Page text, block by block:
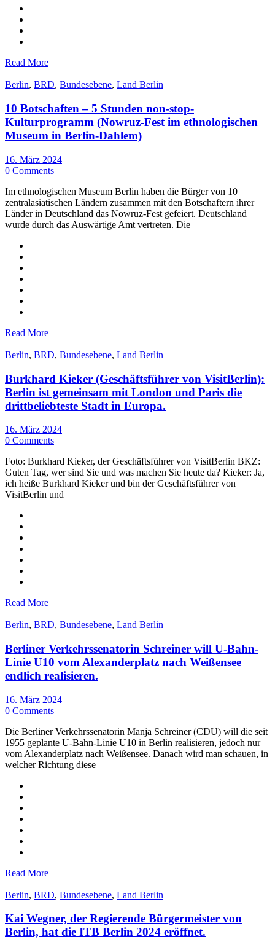
Read More
Berlin, BRD, Bundesebene, Land Berlin
10 Botschaften – 5 Stunden non-stop-
Kulturprogramm (Nowruz-Fest im ethnologischen
Museum in Berlin-Dahlem)
16. März 2024
0 Comments
Im ethnologischen Museum Berlin haben die Bürger von 10
zentralasiatischen Ländern zusammen mit den Botschaftern ihrer
Länder in Deutschland das Nowruz-Fest gefeiert. Deutschland
wurde durch das Auswärtige Amt vertreten. Die
Read More
Berlin, BRD, Bundesebene, Land Berlin
Burkhard Kieker (Geschäftsführer von VisitBerlin):
Berlin ist gemeinsam mit London und Paris die
drittbeliebteste Stadt in Europa.
16. März 2024
0 Comments
Foto: Burkhard Kieker, der Geschäftsführer von VisitBerlin BKZ:
Guten Tag, wer sind Sie und was machen Sie heute da? Kieker: Ja,
ich heiße Burkhard Kieker und bin der Geschäftsführer von
VisitBerlin und
Read More
Berlin, BRD, Bundesebene, Land Berlin
Berliner Verkehrssenatorin Schreiner will U-Bahn-
Linie U10 vom Alexanderplatz nach Weißensee
endlich realisieren.
16. März 2024
0 Comments
Die Berliner Verkehrssenatorin Manja Schreiner (CDU) will die seit
1955 geplante U-Bahn-Linie U10 in Berlin realisieren, jedoch nur
vom Alexanderplatz nach Weißensee. Danach wird man schauen, in
welcher Richtung diese
Read More
Berlin, BRD, Bundesebene, Land Berlin
Kai Wegner, der Regierende Bürgermeister von
Berlin, hat die ITB Berlin 2024 eröffnet.